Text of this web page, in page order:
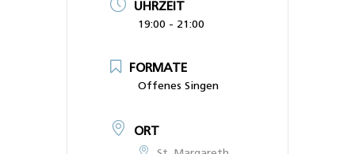
UHRZEIT
19:00 - 21:00
FORMATE
Offenes Singen
ORT